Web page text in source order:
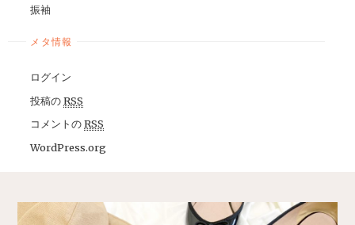
振袖
メタ情報
ログイン
投稿のRSS
コメントのRSS
WordPress.org